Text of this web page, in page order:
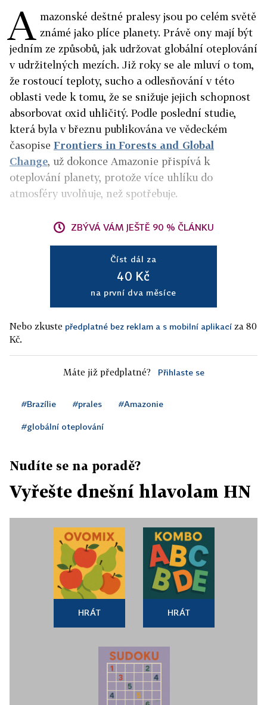
A mazonské deštné pralesy jsou po celém světě
známé jako plíce planety. Právě ony mají být
jedním ze způsobů, jak udržovat globální oteplování
v udržitelných mezích. Již roky se ale mluví o tom,
že rostoucí teploty, sucho a odlesňování v této
oblasti vede k tomu, že se snižuje jejich schopnost
absorbovat oxid uhličitý. Podle poslední studie,
která byla v březnu publikována ve vědeckém
časopise Frontiers in Forests and Global
Change, už dokonce Amazonie přispívá k
oteplování planety, protože více uhlíku do
atmosféry uvolňuje, než spotřebuje.
ZBÝVÁ VÁM JEŠTĚ 90 % ČLÁNKU
Číst dál za
40 Kč
na první dva měsíce
Nebo zkuste předplatné bez reklam a s mobilní aplikací za 80
Kč.
Máte již předplatné? Přihlaste se
#Brazílie #prales #Amazonie
#globální oteplování
Nudíte se na poradě?
Vyřešte dnešní hlavolam HN
HRÁT HRÁT